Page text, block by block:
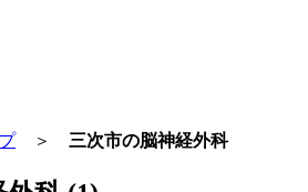
＞ 三次市の脳神経外科